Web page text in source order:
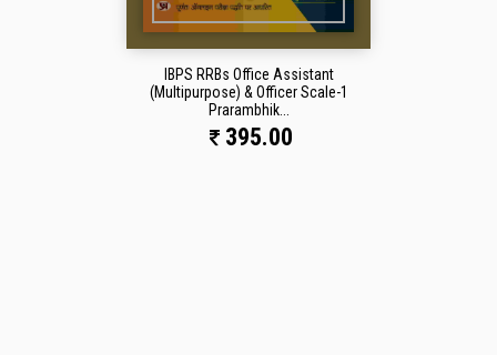
IBPS RRBs Office Assistant
(Multipurpose) & Officer Scale-1
Prarambhik...
395.00